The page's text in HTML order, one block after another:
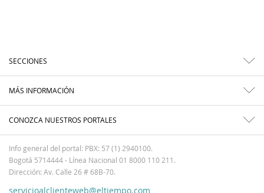
SECCIONES
MÁS INFORMACIÓN
CONOZCA NUESTROS PORTALES
Info general del portal: PBX: 57 (1) 2940100.
Bogotá 5714444 - Línea Nacional 01 8000 110 211.
Dirección: Av. Calle 26 # 68B-70.
servicioalclienteweb@eltiempo.com